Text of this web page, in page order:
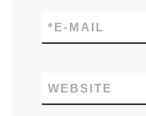
E-MAIL
*
WEBSITE